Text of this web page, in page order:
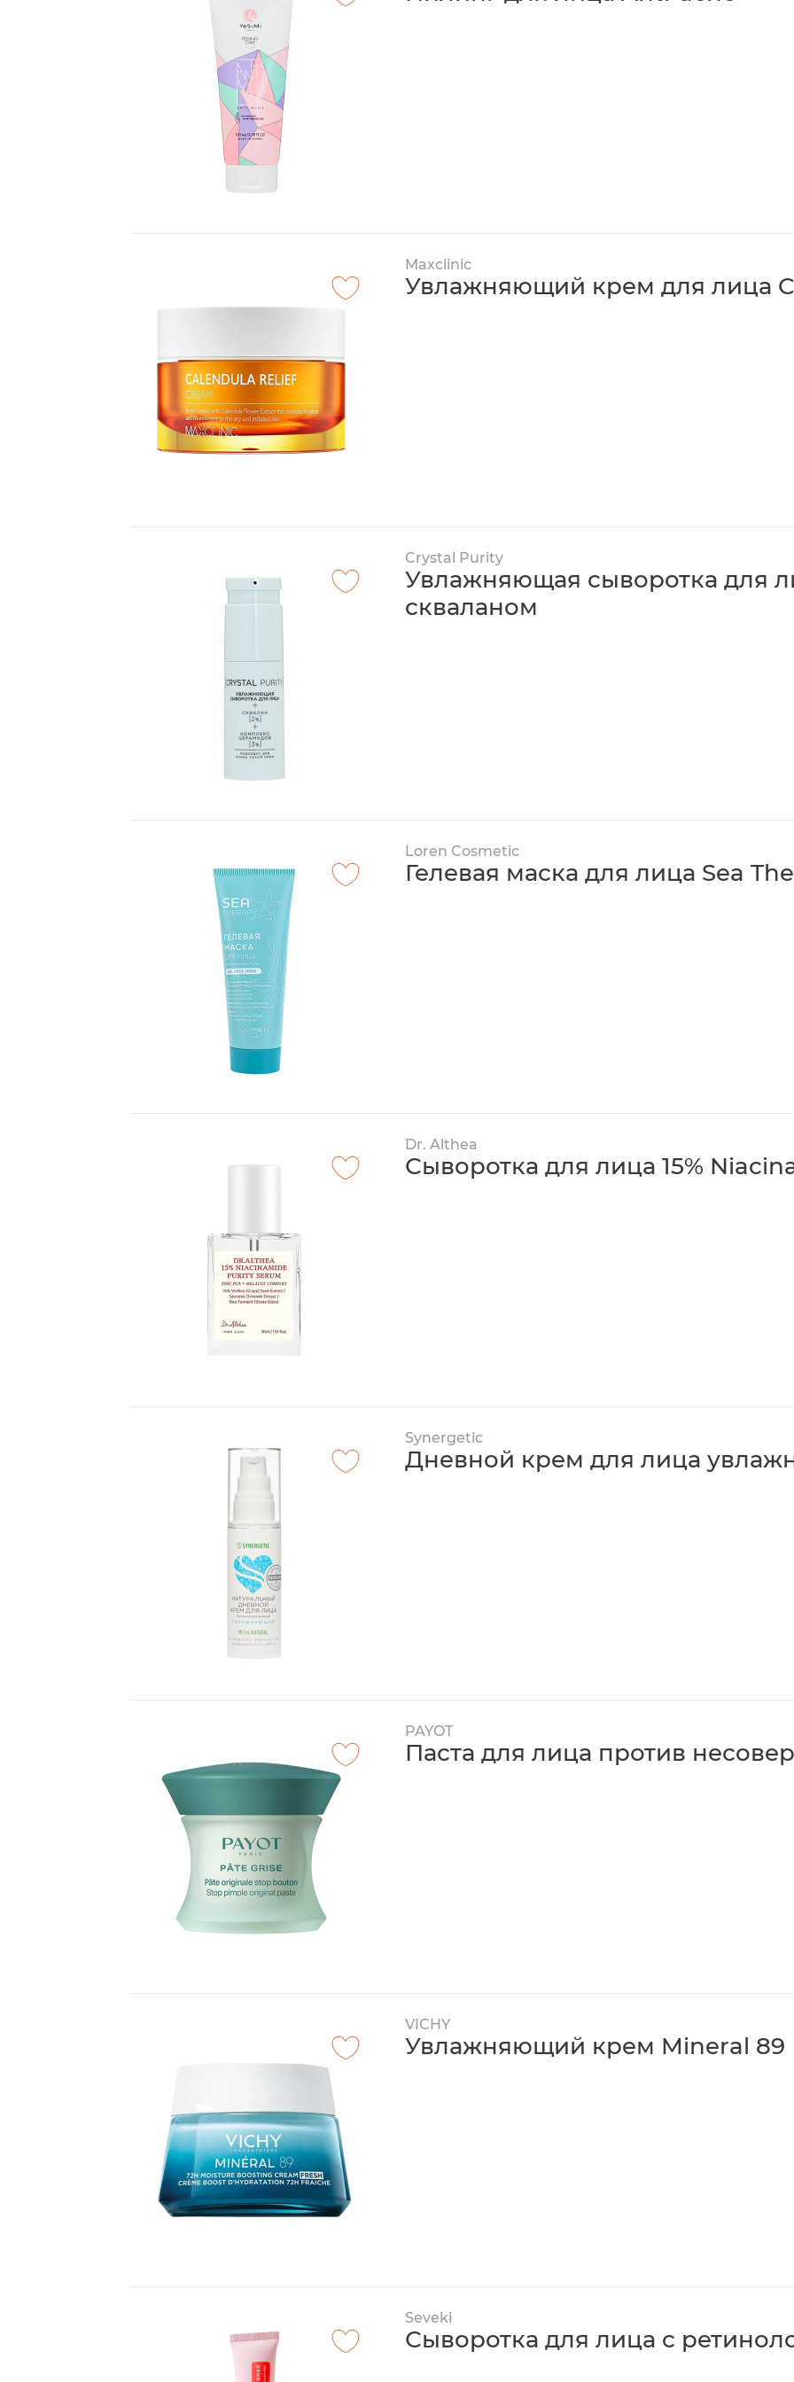
Maxclinic
Увлажняющий крем для лица
Crystal Purity
Увлажняющая сыворотка для
скваланом
Loren Cosmetic
Гелевая маска для лица Sea
Dr. Althea
Сыворотка для лица 15%
Synergetic
Дневной крем для лица
PAYOT
Паста для лица против
VICHY
Увлажняющий крем Mineral 89
Seveki
Сыворотка для лица с